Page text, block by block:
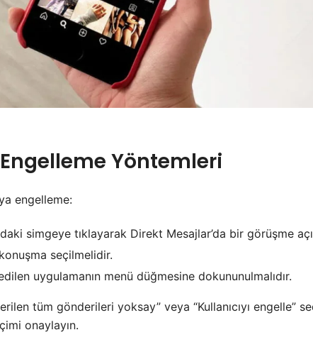
Yöntemleri
engelleme:
simgeye tıklayarak Direkt Mesajlar’da bir görüşme
seçilmelidir.
uygulamanın menü düğmesine dokununulmalıdır.
tüm gönderileri yoksay” veya “Kullanıcıyı engelle”
onaylayın.